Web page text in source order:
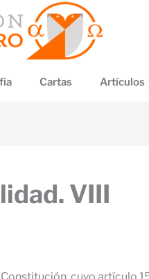
Cartas Artículos
VIII
cuyo artículo